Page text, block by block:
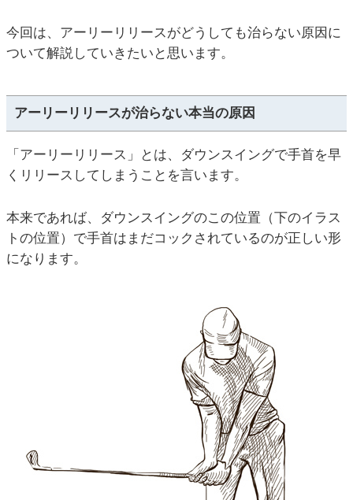
今回は、アーリーリリースがどうしても治らない原因に
ついて解説していきたいと思います。
アーリーリリースが治らない本当の原因
「アーリーリリース」とは、ダウンスイングで手首を早
くリリースしてしまうことを言います。
本来であれば、ダウンスイングのこの位置（下のイラス
トの位置）で手首はまだコックされているのが正しい形
になります。